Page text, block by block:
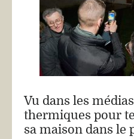
Vu dans les
thermiques pour
sa maison dans le